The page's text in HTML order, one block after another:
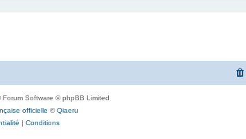
Forum Software © phpBB Limited
officielle ©Qiaeru
| Conditions